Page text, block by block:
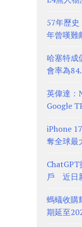
57年歷
年曾嘆難
哈塞特
會率為
英偉達
Google
iPhone
奪全球最
戶 近日
螞蟻收
期延至